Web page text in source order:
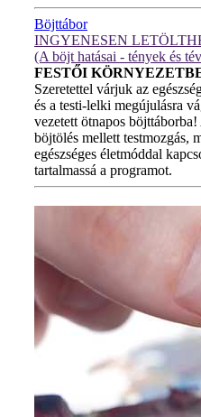
Böjttábor
INGYENESEN
(A böjt hatásai - tények és
FESTŐI
Szeretettel várjuk az
és a testi-lelki megújulásra
vezetett ötnapos
böjtölés mellett testmozgás,
egészséges életmóddal
tartalmassá a programot.